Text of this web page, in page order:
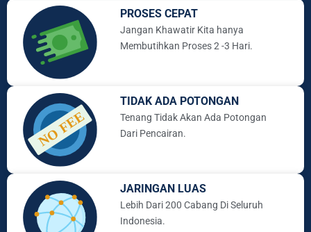
PROSES CEPAT
Jangan Khawatir Kita hanya
Membutihkan Proses 2 -3 Hari.
TIDAK ADA POTONGAN
Tenang Tidak Akan Ada Potongan
Dari Pencairan.
JARINGAN LUAS
Lebih Dari 200 Cabang Di Seluruh
Indonesia.